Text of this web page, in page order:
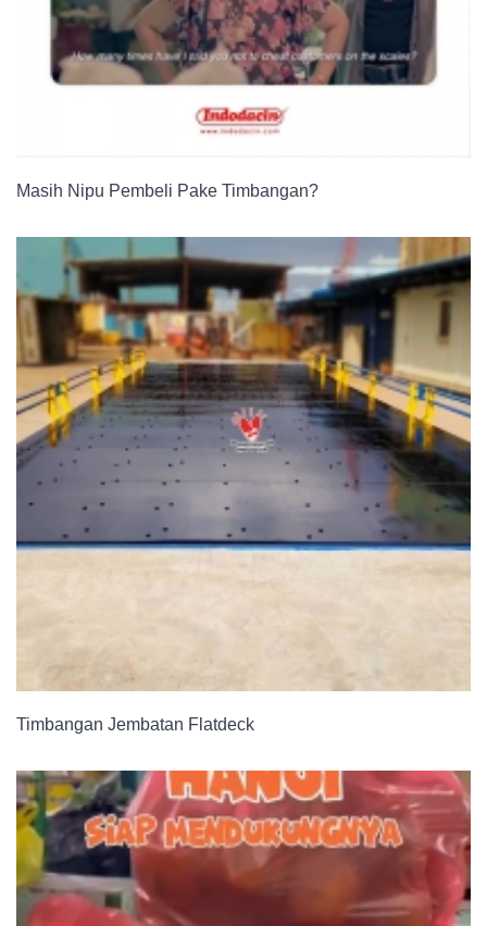
Masih Nipu Pembeli Pake Timbangan?
Timbangan Jembatan Flatdeck